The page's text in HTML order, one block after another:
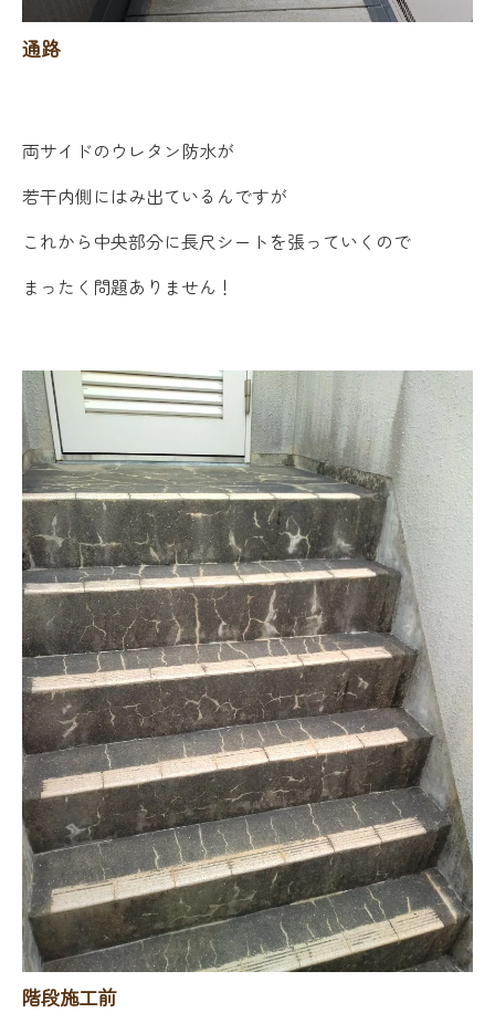
通路
両サイドのウレタン防水が
若干内側にはみ出ているんですが
これから中央部分に長尺シートを張っていくので
まったく問題ありません！
階段施工前